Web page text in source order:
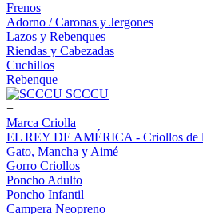
Frenos
Adorno / Caronas y Jergones
Lazos y Rebenques
Riendas y Cabezadas
Cuchillos
Rebenque
SCCCU
+
Marca Criolla
EL REY DE AMÉRICA - Criollos de
Gato, Mancha y Aimé
Gorro Criollos
Poncho Adulto
Poncho Infantil
Campera Neopreno